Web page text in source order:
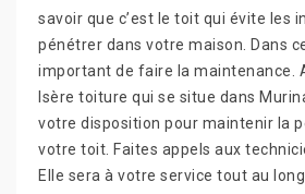
savoir que c’est le toit qui évite les
pénétrer dans votre maison. Dans
important de faire la maintenance.
Isère toiture qui se situe dans
votre disposition pour maintenir la
votre toit. Faites appels aux
Elle sera à votre service tout au long